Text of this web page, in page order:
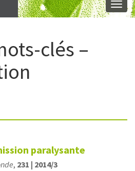
clés –
paralysante
, 231 | 2014/3